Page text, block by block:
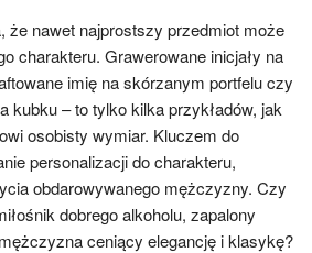
że nawet najprostszy przedmiot może
charakteru. Grawerowane inicjały na
imię na skórzanym portfelu czy
kubku – to tylko kilka przykładów, jak
osobisty wymiar. Kluczem do
personalizacji do charakteru,
obdarowywanego mężczyzny. Czy
dobrego alkoholu, zapalony
ceniący elegancję i klasykę?